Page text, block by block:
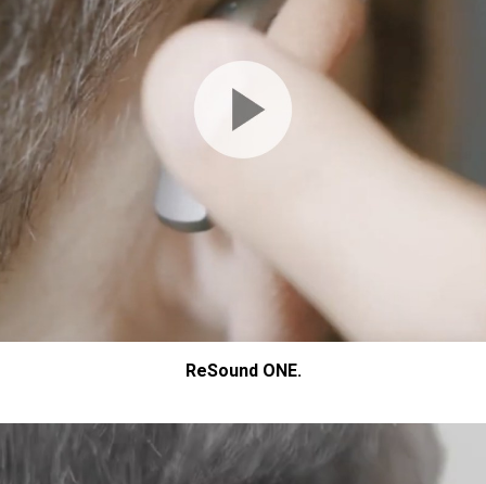
ReSound ONE.